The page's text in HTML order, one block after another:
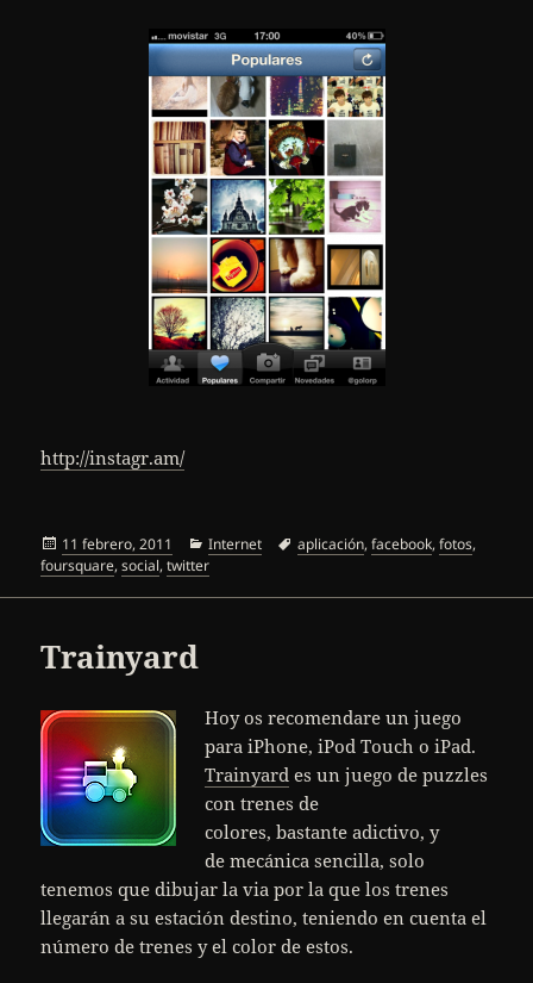
http://instagr.am/
Publicado
el
11 febrero, 2011 Categorías
Internet Etiquetas
aplicación,facebook,fotos,
foursquare,social,twitter
Trainyard
Hoy os recomendare un juego
para iPhone, iPod Touch o iPad.
Trainyard es un juego de puzzles
con trenes de
colores, bastante adictivo, y
de mecánica sencilla, solo
tenemos que dibujar la via por la que los trenes
llegarán a su estación destino, teniendo en cuenta el
número de trenes y el color de estos.